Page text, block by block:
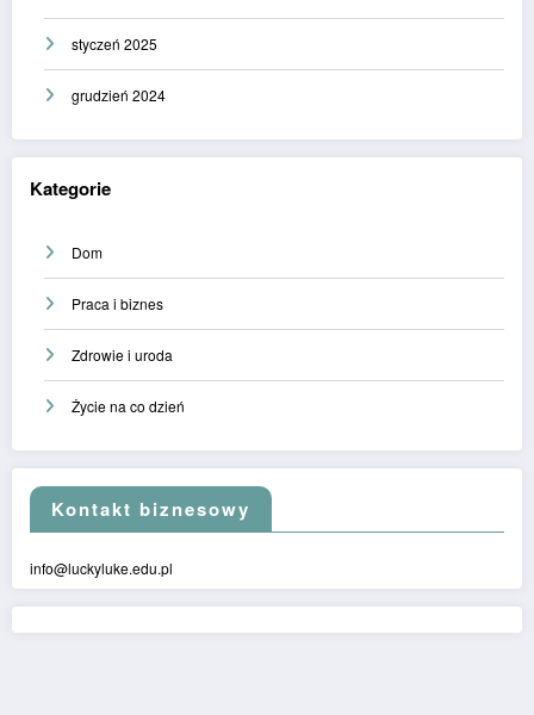
styczeń 2025
grudzień 2024
Kategorie
Dom
Praca i biznes
Zdrowie i uroda
Życie na co dzień
Kontakt biznesowy
info@luckyluke.edu.pl